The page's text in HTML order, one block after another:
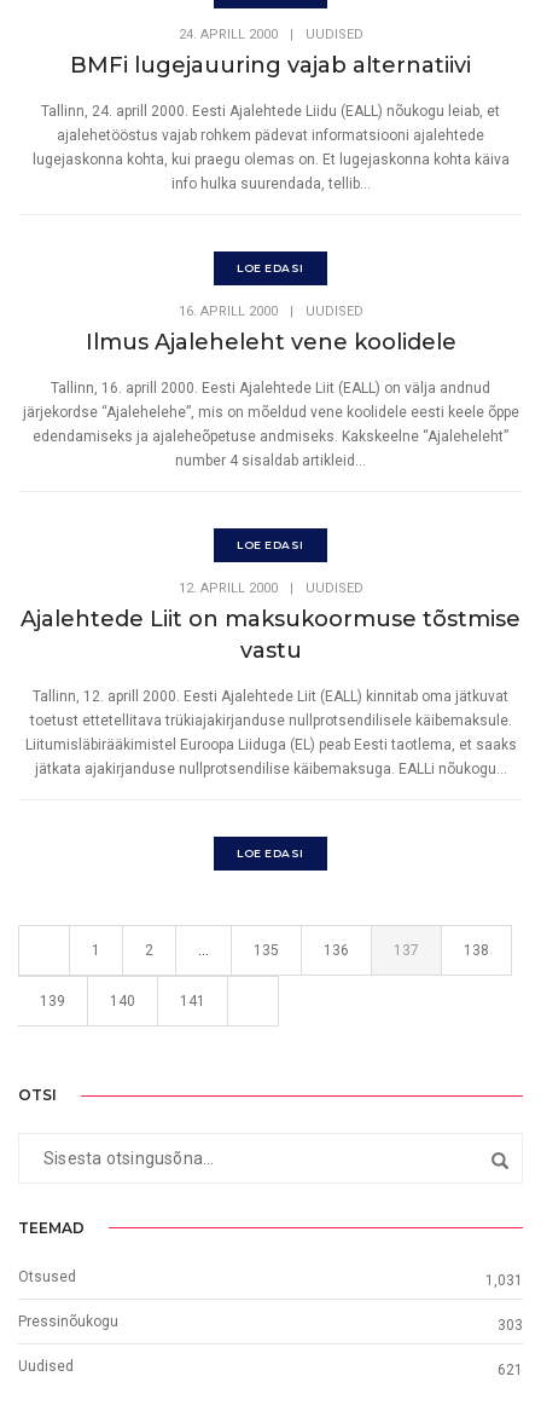
24. APRILL 2000 | UUDISED
BMFi lugejauuring vajab alternatiivi
Tallinn, 24. aprill 2000. Eesti Ajalehtede Liidu (EALL) nõukogu leiab, et
ajalehetööstus vajab rohkem pädevat informatsiooni ajalehtede
lugejaskonna kohta, kui praegu olemas on. Et lugejaskonna kohta käiva
info hulka suurendada, tellib...
LOE EDASI
16. APRILL 2000 | UUDISED
Ilmus Ajaleheleht vene koolidele
Tallinn, 16. aprill 2000. Eesti Ajalehtede Liit (EALL) on välja andnud
järjekordse “Ajalehelehe”, mis on mõeldud vene koolidele eesti keele õppe
edendamiseks ja ajaleheõpetuse andmiseks. Kakskeelne “Ajaleheleht”
number 4 sisaldab artikleid...
LOE EDASI
12. APRILL 2000 UUDISED
Ajalehtede Liit on maksukoormuse tõstmise
vastu
Tallinn, 12. aprill 2000. Eesti Ajalehtede Liit (EALL) kinnitab oma jätkuvat
toetust ettetellitava trükiajakirjanduse nullprotsendilisele käibemaksule.
Liitumisläbirääkimistel Euroopa Liiduga (EL) peab Eesti taotlema, et saaks
jätkata ajakirjanduse nullprotsendilise käibemaksuga. EALLi nõukogu...
LOE EDASI
1 2 … 135 136 137 138
139 140 141
OTSI
TEEMAD
Otsused 1,031
Pressinõukogu 303
Uudised 621